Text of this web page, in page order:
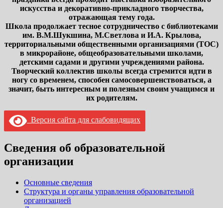
искусства и декоративно-прикладного творчества,
отражающая тему года.
Школа продолжает тесное сотрудничество с библиотеками
им. В.М.Шукшина, М.Светлова и И.А. Крылова,
территориальными общественными организациями (ТОС)
в микрорайоне, общеобразовательными школами,
детскими садами и другими учреждениями района.
Творческий коллектив школы всегда стремится идти в
ногу со временем, способен самосовершенствоваться, а
значит, быть интересным и полезным своим учащимся и
их родителям.
Версия сайта для слабовидящих
Сведения об образовательной
организации
Основные сведения
Структура и органы управления образовательной
организацией